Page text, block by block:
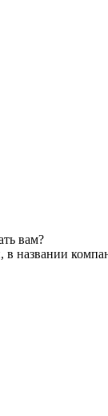
вам?
в названии